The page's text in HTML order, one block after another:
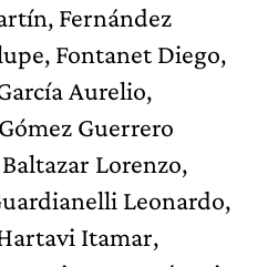
Fernández
Fontanet Diego,
Aurelio,
Guerrero
Lorenzo,
Leonardo,
Itamar,